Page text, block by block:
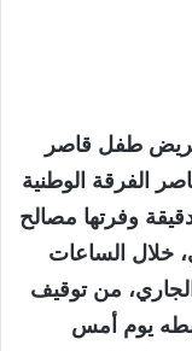
طفل قاصر
الفرقة الوطنية
وفرتها مصالح
خلال الساعات
يومه السبت 30 ماي الجاري، من توقيف
يوم أمس